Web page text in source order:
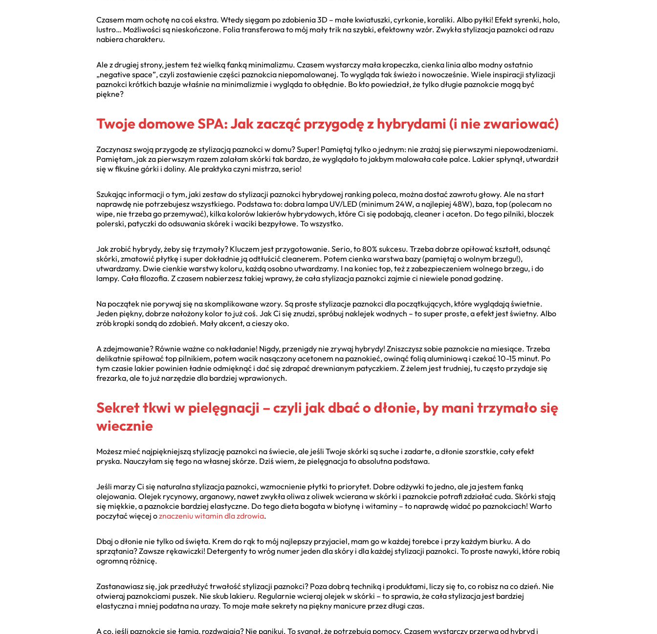
Czasem mam ochotę na coś ekstra. Wtedy sięgam po zdobienia 3D – małe kwiatuszki, cyrkonie, koraliki. Albo pyłki! Efekt syrenki, holo,
lustro… Możliwości są nieskończone. Folia transferowa to mój mały trik na szybki, efektowny wzór. Zwykła stylizacja paznokci od razu
nabiera charakteru.
Ale z drugiej strony, jestem też wielką fanką minimalizmu. Czasem wystarczy mała kropeczka, cienka linia albo modny ostatnio
„negative space”, czyli zostawienie części paznokcia niepomalowanej. To wygląda tak świeżo i nowocześnie. Wiele inspiracji stylizacji
paznokci krótkich bazuje właśnie na minimalizmie i wygląda to obłędnie. Bo kto powiedział, że tylko długie paznokcie mogą być
piękne?
Twoje domowe SPA: Jak zacząć przygodę z hybrydami (i nie zwariować)
Zaczynasz swoją przygodę ze stylizacją paznokci w domu? Super! Pamiętaj tylko o jednym: nie zrażaj się pierwszymi niepowodzeniami.
Pamiętam, jak za pierwszym razem zalałam skórki tak bardzo, że wyglądało to jakbym malowała całe palce. Lakier spłynął, utwardził
się w fikuśne górki i doliny. Ale praktyka czyni mistrza, serio!
Szukając informacji o tym, jaki zestaw do stylizacji paznokci hybrydowej ranking poleca, można dostać zawrotu głowy. Ale na start
naprawdę nie potrzebujesz wszystkiego. Podstawa to: dobra lampa UV/LED (minimum 24W, a najlepiej 48W), baza, top (polecam no
wipe, nie trzeba go przemywać), kilka kolorów lakierów hybrydowych, które Ci się podobają, cleaner i aceton. Do tego pilniki, bloczek
polerski, patyczki do odsuwania skórek i waciki bezpyłowe. To wszystko.
Jak zrobić hybrydy, żeby się trzymały? Kluczem jest przygotowanie. Serio, to 80% sukcesu. Trzeba dobrze opiłować kształt, odsunąć
skórki, zmatowić płytkę i super dokładnie ją odtłuścić cleanerem. Potem cienka warstwa bazy (pamiętaj o wolnym brzegu!),
utwardzamy. Dwie cienkie warstwy koloru, każdą osobno utwardzamy. I na koniec top, też z zabezpieczeniem wolnego brzegu, i do
lampy. Cała filozofia. Z czasem nabierzesz takiej wprawy, że cała stylizacja paznokci zajmie ci niewiele ponad godzinę.
Na początek nie porywaj się na skomplikowane wzory. Są proste stylizacje paznokci dla początkujących, które wyglądają świetnie.
Jeden piękny, dobrze nałożony kolor to już coś. Jak Ci się znudzi, spróbuj naklejek wodnych – to super proste, a efekt jest świetny. Albo
zrób kropki sondą do zdobień. Mały akcent, a cieszy oko.
A zdejmowanie? Równie ważne co nakładanie! Nigdy, przenigdy nie zrywaj hybrydy! Zniszczysz sobie paznokcie na miesiące. Trzeba
delikatnie spiłować top pilnikiem, potem wacik nasączony acetonem na paznokieć, owinąć folią aluminiową i czekać 10-15 minut. Po
tym czasie lakier powinien ładnie odmięknąć i dać się zdrapać drewnianym patyczkiem. Z żelem jest trudniej, tu często przydaje się
frezarka, ale to już narzędzie dla bardziej wprawionych.
Sekret tkwi w pielęgnacji – czyli jak dbać o dłonie, by mani trzymało się
wiecznie
Możesz mieć najpiękniejszą stylizację paznokci na świecie, ale jeśli Twoje skórki są suche i zadarte, a dłonie szorstkie, cały efekt
pryska. Nauczyłam się tego na własnej skórze. Dziś wiem, że pielęgnacja to absolutna podstawa.
Jeśli marzy Ci się naturalna stylizacja paznokci, wzmocnienie płytki to priorytet. Dobre odżywki to jedno, ale ja jestem fanką
olejowania. Olejek rycynowy, arganowy, nawet zwykła oliwa z oliwek wcierana w skórki i paznokcie potrafi zdziałać cuda. Skórki stają
się miękkie, a paznokcie bardziej elastyczne. Do tego dieta bogata w biotynę i witaminy – to naprawdę widać po paznokciach! Warto
poczytać więcej oznaczeniu witamin dla zdrowia.
Dbaj o dłonie nie tylko od święta. Krem do rąk to mój najlepszy przyjaciel, mam go w każdej torebce i przy każdym biurku. A do
sprzątania? Zawsze rękawiczki! Detergenty to wróg numer jeden dla skóry i dla każdej stylizacji paznokci. To proste nawyki, które robią
ogromną różnicę.
Zastanawiasz się, jak przedłużyć trwałość stylizacji paznokci? Poza dobrą techniką i produktami, liczy się to, co robisz na co dzień. Nie
otwieraj paznokciami puszek. Nie skub lakieru. Regularnie wcieraj olejek w skórki – to sprawia, że cała stylizacja jest bardziej
elastyczna i mniej podatna na urazy. To moje małe sekrety na piękny manicure przez długi czas.
A co, jeśli paznokcie się łamią, rozdwajają? Nie panikuj. To sygnał, że potrzebują pomocy. Czasem wystarczy przerwa od hybryd i